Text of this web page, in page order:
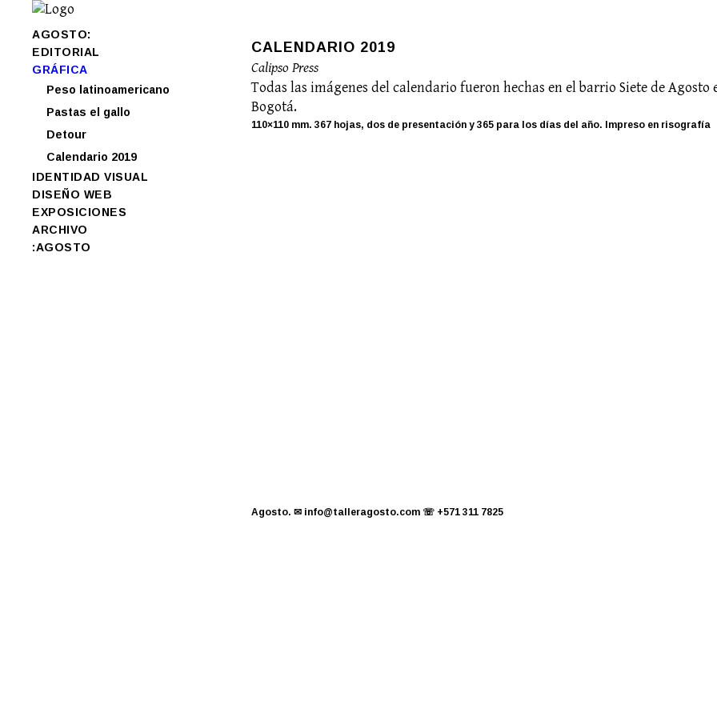
AGOSTO:
EDITORIAL
GRÁFICA
Peso latinoamericano
Pastas el gallo
Detour
Calendario 2019
IDENTIDAD VISUAL
DISEÑO WEB
EXPOSICIONES
ARCHIVO
:AGOSTO
CALENDARIO 2019
Calipso Press
Todas las imágenes del calendario fueron hechas en el barrio Siete de Agosto
Bogotá.
110×110 mm. 367 hojas, dos de presentación y 365 para los días del año. Impreso en risografía
Agosto.✉ info@talleragosto.com ☏ +571 311 7825